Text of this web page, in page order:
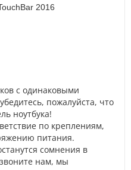
2016
с одинаковыми
пожалуйста, что
ноутбука!
по креплениям,
питания.
сомнения в
нам, мы